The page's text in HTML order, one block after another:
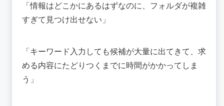
「情報はどこかにあるはずなのに、フォルダが複雑
すぎて見つけ出せない」
「キーワード入力しても候補が大量に出てきて、求
める内容にたどりつくまでに時間がかかってしま
う」